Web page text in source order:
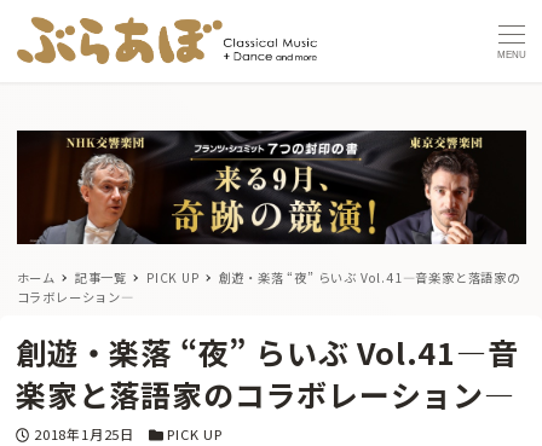
MENU
ホーム 記事一覧 PICK UP
創遊・楽落 “夜” らいぶ Vol.41―音楽家と落語家の
コラボレーション―
創遊・楽落 “夜” らいぶ Vol.41―音
楽家と落語家のコラボレーション―
投稿日
2018年1月25日 カテゴリー
PICK UP